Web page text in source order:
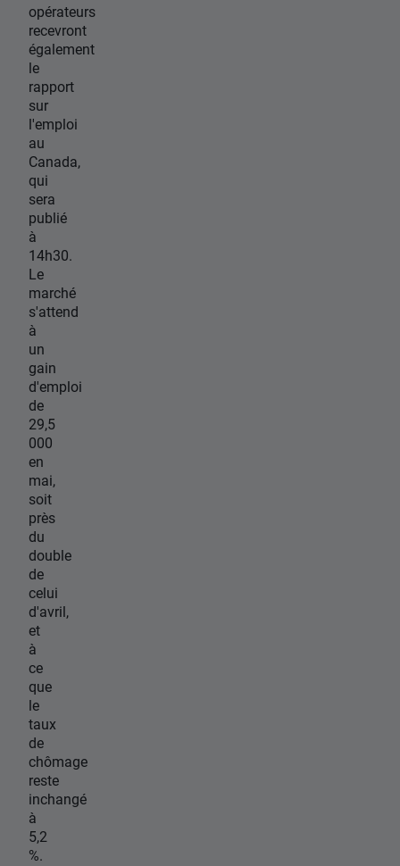
opérateurs
recevront
également
le
rapport
sur
l'emploi
au
Canada,
qui
sera
publié
à
14h30.
Le
marché
s'attend
à
un
gain
d'emploi
de
29,5
000
en
mai,
soit
près
du
double
de
celui
d'avril,
et
à
ce
que
le
taux
de
chômage
reste
inchangé
à
5,2
%.